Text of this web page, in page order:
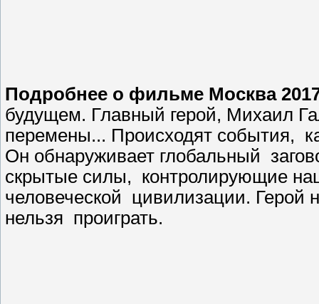
Подробнее о фильме Москва
будущем. Главный герой, Михаил
перемены... Происходят события,
Он обнаруживает глобальный
скрытые силы, контролирующие
человеческой цивилизации. Герой
нельзя проиграть.